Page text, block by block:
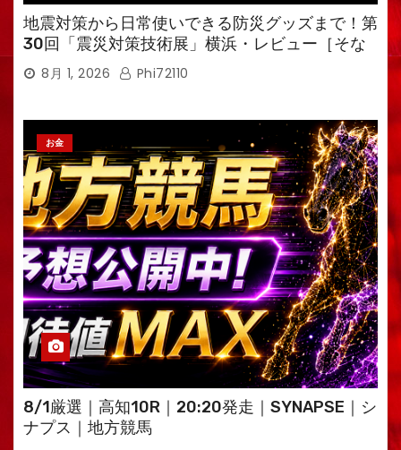
地震対策から日常使いできる防災グッズまで！第
30回「震災対策技術展」横浜・レビュー［そな
えるTV・高荷智也］
8月 1, 2026 Phi72110
お金
8/1厳選｜高知10R｜20:20発走｜SYNAPSE｜シ
ナプス｜地方競馬